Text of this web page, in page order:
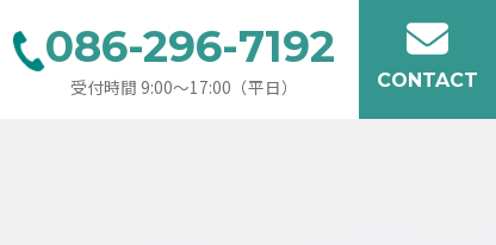
086-296-7192
受付時間 9:00〜17:00（平日） CONTACT